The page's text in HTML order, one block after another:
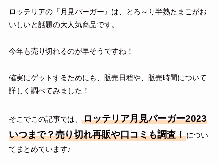
ロッテリアの『月見バーガー』は、とろ～り半熟たまごがお
いしいと話題の大人気商品です。
今年も売り切れるのが早そうですね！
確実にゲットするためにも、販売日程や、販売時間について
詳しく調べてみました！
そこでこの記事では、
ロッテリア月見バーガー2023
いつまで？売り切れ再販や口コミも調査！につい
てまとめています♪